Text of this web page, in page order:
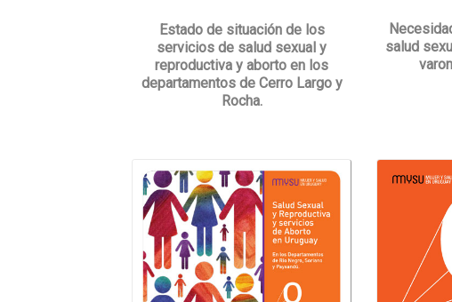
Estado de situación de los
servicios de salud sexual y
reproductiva y aborto en los
departamentos de Cerro Largo y
Rocha.
salud